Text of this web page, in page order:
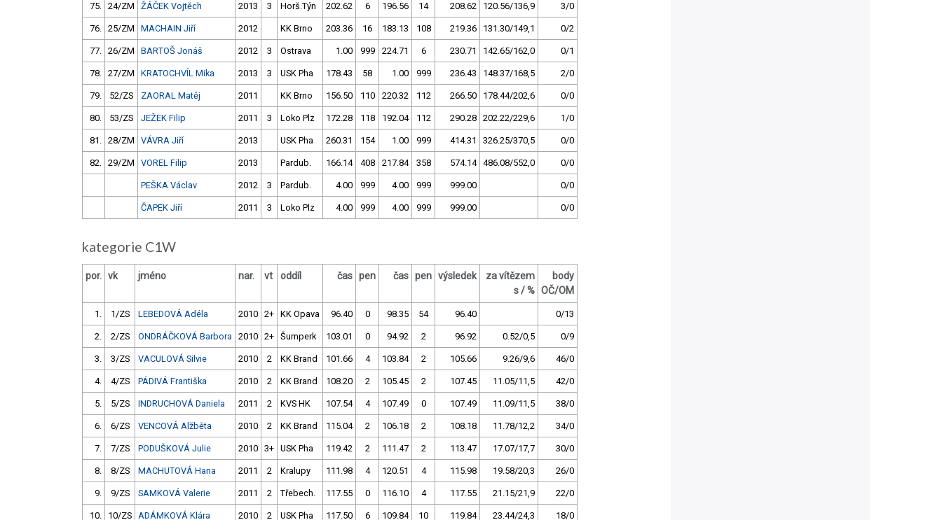
75. 24/ZM ŽÁČEK Vojtěch 2013 3 Horš.Týn 202.62 6 196.56 14 208.62 120.56/136,9 3/0
76. 25/ZM MACHAIN Jiří 2012 KK Brno 203.36 16 183.13 108 219.36 131.30/149,1 0/2
77. 26/ZM BARTOŠ Jonáš 2012 3 Ostrava 1.00 999 224.71 6 230.71 142.65/162,0 0/1
78. 27/ZM KRATOCHVÍL Mika 2013 3 USK Pha 178.43 58 1.00 999 236.43 148.37/168,5 2/0
79. 52/ZS ZAORAL Matěj 2011 KK Brno 156.50 110 220.32 112 266.50 178.44/202,6 0/0
80. 53/ZS JEŽEK Filip 2011 3 Loko Plz 172.28 118 192.04 112 290.28 202.22/229,6 1/0
81. 28/ZM VÁVRA Jiří 2013 USK Pha 260.31 154 1.00 999 414.31 326.25/370,5 0/0
82. 29/ZM VOREL Filip 2013 Pardub. 166.14 408 217.84 358 574.14 486.08/552,0 0/0
PEŠKA Václav 2012 3 Pardub. 4.00 999 4.00 999 999.00 0/0
ČAPEK Jiří 2011 3 Loko Plz 4.00 999 4.00 999 999.00 0/0
kategorie C1W
por. vk jméno nar. vt oddíl čas pen čas pen výsledek
za vítězem
s / %
body
OČ/OM
1. 1/ZS LEBEDOVÁ Adéla 2010 2+ KK Opava 96.40 0 98.35 54 96.40 0/13
2. 2/ZS ONDRÁČKOVÁ Barbora 2010 2+ Šumperk 103.01 0 94.92 2 96.92 0.52/0,5 0/9
3. 3/ZS VACULOVÁ Silvie 2010 2 KK Brand 101.66 4 103.84 2 105.66 9.26/9,6 46/0
4. 4/ZS PÁDIVÁ Františka 2010 2 KK Brand 108.20 2 105.45 2 107.45 11.05/11,5 42/0
5. 5/ZS INDRUCHOVÁ Daniela 2011 2 KVS HK 107.54 4 107.49 0 107.49 11.09/11,5 38/0
6. 6/ZS VENCOVÁ Alžběta 2010 2 KK Brand 115.04 2 106.18 2 108.18 11.78/12,2 34/0
7. 7/ZS PODUŠKOVÁ Julie 2010 3+ USK Pha 119.42 2 111.47 2 113.47 17.07/17,7 30/0
8. 8/ZS MACHUTOVÁ Hana 2011 2 Kralupy 111.98 4 120.51 4 115.98 19.58/20,3 26/0
9. 9/ZS SAMKOVÁ Valerie 2011 2 Třebech. 117.55 0 116.10 4 117.55 21.15/21,9 22/0
10. 10/ZS ADÁMKOVÁ Klára 2010 2 USK Pha 117.50 6 109.84 10 119.84 23.44/24,3 18/0